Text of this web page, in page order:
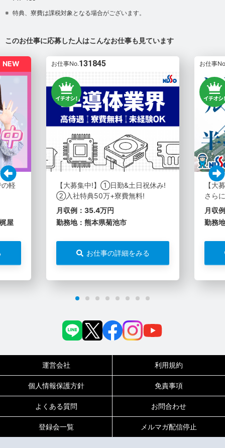
0120-717-450
特典、寮費は課税対象となる場合がございます。
このお仕事に応募した人はこんなお仕事も見ています
NEW
軽
屋
お仕事No.131845
【大募集中!】①日勤&土日祝休み!
②入社特典50万+寮費無料!
月収例：35.4万円
勤務地：熊本県菊池市
お仕事の詳細をみる
お仕事
【
さら
月収
勤務
運営会社 利用規約
個人情報保護方針 免責事項
よくある質問 お問合わせ
登録会一覧 メルマガ配信停止